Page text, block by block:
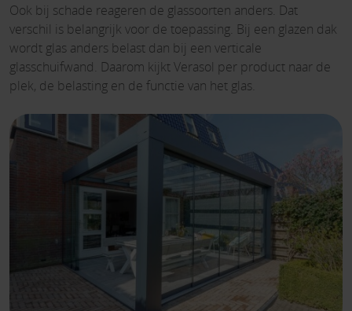
Ook bij schade reageren de glassoorten anders. Dat
verschil is belangrijk voor de toepassing. Bij een glazen dak
wordt glas anders belast dan bij een verticale
glasschuifwand. Daarom kijkt Verasol per product naar de
plek, de belasting en de functie van het glas.